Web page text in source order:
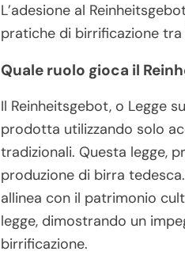
L’adesione al
pratiche di birrificazione
Quale ruolo gioca il
Il Reinheitsgebot, o Legge
prodotta utilizzando solo
tradizionali. Questa legge,
produzione di birra
allinea con il patrimonio
legge, dimostrando un
birrificazione.